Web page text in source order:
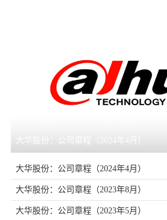
大华股份：公司章程（2024年4月）
大华股份：公司章程（2024年4月）
大华股份：公司章程（2023年8月）
大华股份：公司章程（2023年5月）